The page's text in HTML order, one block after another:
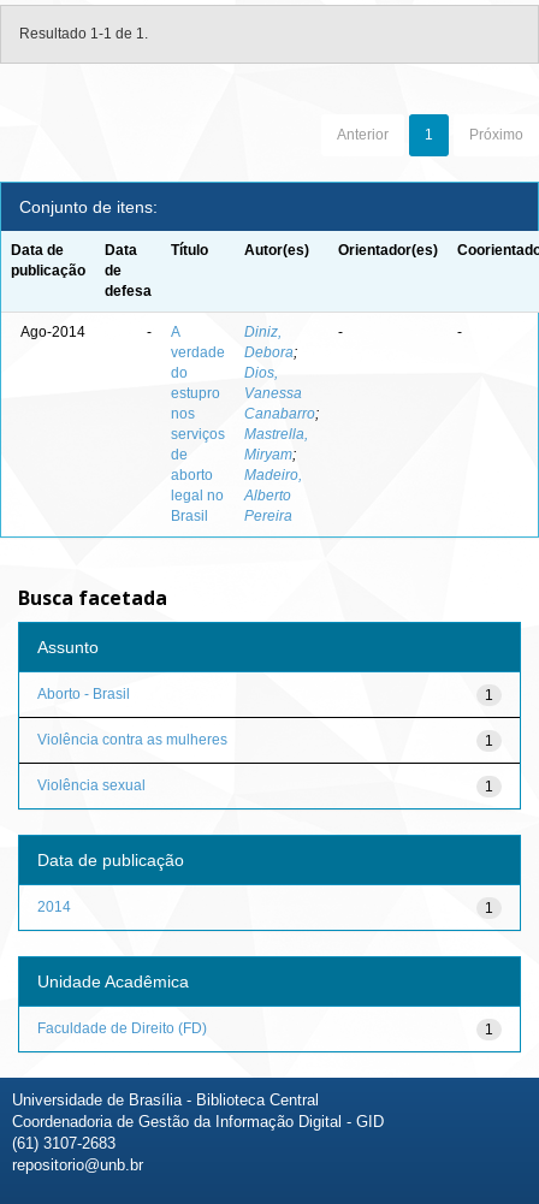
Resultado 1-1 de 1.
Anterior 1 Próximo
Conjunto de itens:
Data de
publicação
Data
de
defesa
Título Autor(es) Orientador(es)
Ago-2014 -
A
verdade
do
estupro
nos
serviços
de
aborto
legal no
Brasil
Diniz,
Debora;
Dios,
Vanessa
Canabarro;
Mastrella,
Miryam;
Madeiro,
Alberto
Pereira
- -
Busca facetada
Assunto
1
Aborto - Brasil
1
Violência contra as mulheres
1
Violência sexual
Data de publicação
1
2014
Unidade Acadêmica
1
Faculdade de Direito (FD)
Universidade de Brasília - Biblioteca Central
Coordenadoria de Gestão da Informação Digital - GID
(61) 3107-2683
repositorio@unb.br